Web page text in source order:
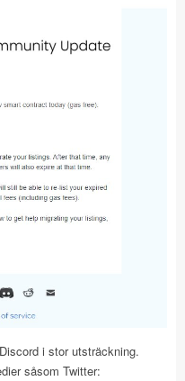
i stor utsträckning.
såsom Twitter: